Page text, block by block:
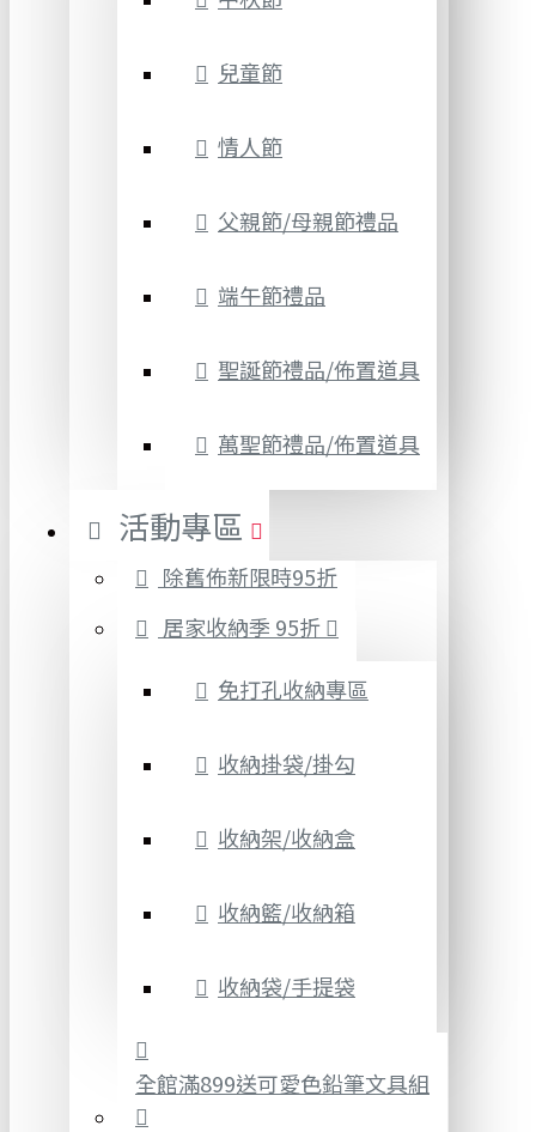
兒童節
情人節
父親節/母親節禮品
端午節禮品
聖誕節禮品/佈置道具
萬聖節禮品/佈置道具
活動專區
除舊佈新限時95折
居家收納季 95折
免打孔收納專區
收納掛袋/掛勾
收納架/收納盒
收納籃/收納箱
收納袋/手提袋
全館滿899送可愛色鉛筆文具組